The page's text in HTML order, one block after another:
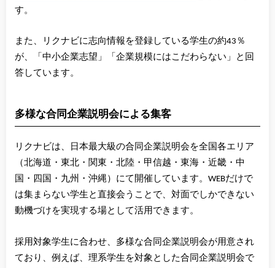
す。
また、リクナビに志向情報を登録している学生の約43％
が、「中小企業志望」「企業規模にはこだわらない」と回
答しています。
多様な合同企業説明会による集客
リクナビは、日本最大級の合同企業説明会を全国各エリア
（北海道・東北・関東・北陸・甲信越・東海・近畿・中
国・四国・九州・沖縄）にて開催しています。WEBだけで
は集まらない学生と直接会うことで、対面でしかできない
動機づけを実現する場として活用できます。
採用対象学生に合わせ、多様な合同企業説明会が用意され
ており、例えば、理系学生を対象とした合同企業説明会で